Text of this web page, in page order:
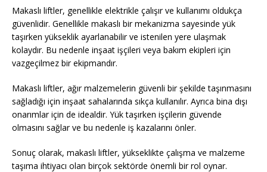
Makaslı liftler, genellikle elektrikle çalışır ve kullanımı oldukça
güvenlidir. Genellikle makaslı bir mekanizma sayesinde yük
taşırken yükseklik ayarlanabilir ve istenilen yere ulaşmak
kolaydır. Bu nedenle inşaat işçileri veya bakım ekipleri için
vazgeçilmez bir ekipmandır.
Makaslı liftler, ağır malzemelerin güvenli bir şekilde taşınmasını
sağladığı için inşaat sahalarında sıkça kullanılır. Ayrıca bina dışı
onarımlar için de idealdir. Yük taşırken işçilerin güvende
olmasını sağlar ve bu nedenle iş kazalarını önler.
Sonuç olarak, makaslı liftler, yükseklikte çalışma ve malzeme
taşıma ihtiyacı olan birçok sektörde önemli bir rol oynar.